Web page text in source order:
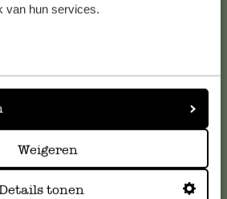
van hun services.
Weigeren
tonen
Hilfe
Kundenservice. Oder lesen Sie hier
kamille.at